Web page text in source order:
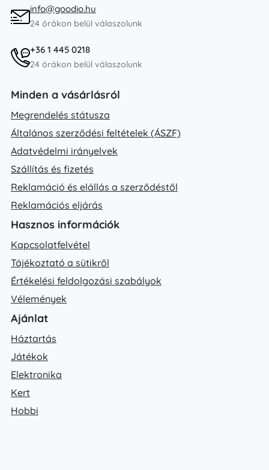
info@goodio.hu
24 órákon belül válaszolunk
+36 1 445 0218
24 órákon belül válaszolunk
Minden a vásárlásról
Megrendelés státusza
Általános szerződési feltételek (ÁSZF)
Adatvédelmi irányelvek
Szállítás és fizetés
Reklamáció és elállás a szerződéstől
Reklamációs eljárás
Hasznos információk
Kapcsolatfelvétel
Tájékoztató a sütikről
Értékelési feldolgozási szabályok
Vélemények
Ajánlat
Háztartás
Játékok
Elektronika
Kert
Hobbi